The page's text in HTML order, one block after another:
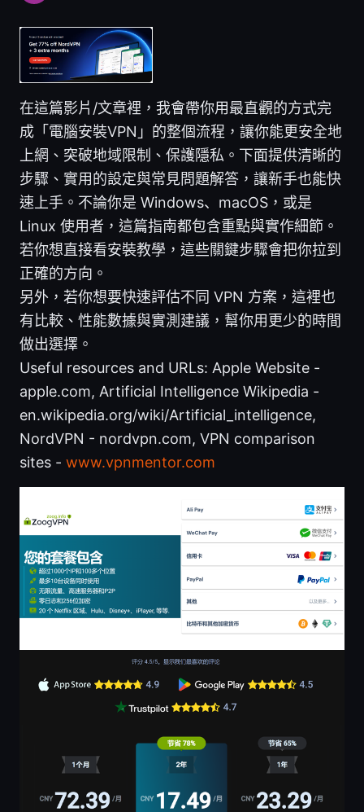
在這篇影片/文章裡，我會帶你用最直觀的方式完
成「電腦安裝VPN」的整個流程，讓你能更安全地
上網、突破地域限制、保護隱私。下面提供清晰的
步驟、實用的設定與常見問題解答，讓新手也能快
速上手。不論你是 Windows、macOS，或是
Linux 使用者，這篇指南都包含重點與實作細節。
若你想直接看安裝教學，這些關鍵步驟會把你拉到
正確的方向。
另外，若你想要快速評估不同 VPN 方案，這裡也
有比較、性能數據與實測建議，幫你用更少的時間
做出選擇。
Useful resources and URLs: Apple Website -
apple.com, Artificial Intelligence Wikipedia -
en.wikipedia.org/wiki/Artificial_intelligence,
NordVPN - nordvpn.com, VPN comparison
sites - www.vpnmentor.com